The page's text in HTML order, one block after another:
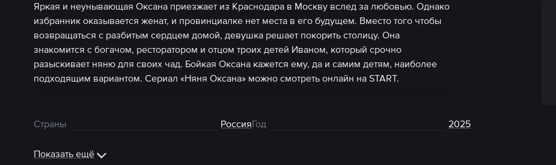
Яркая и неунывающая Оксана приезжает из Краснодара в Москву вслед за любовью. Однако
избранник оказывается женат, и провинциалке нет места в его будущем. Вместо того чтобы
возвращаться с разбитым сердцем домой, девушка решает покорить столицу. Она
знакомится с богачом, ресторатором и отцом троих детей Иваном, который срочно
разыскивает няню для своих чад. Бойкая Оксана кажется ему, да и самим детям, наиболее
подходящим вариантом. Сериал «Няня Оксана» можно смотреть онлайн на START.
Страны РоссияГод 2025
Показать ещё